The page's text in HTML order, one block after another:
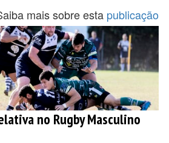
mais sobre esta publicação
no Rugby Masculino